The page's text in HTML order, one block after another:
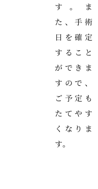
す。ま
た、手術
日を確定
すること
ができま
すので、
ご予定も
たてやす
くなりま
す。